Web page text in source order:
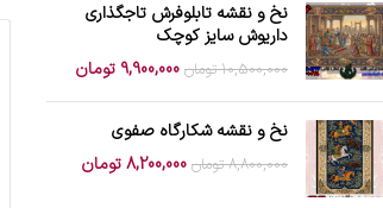
نخ و نقشه تابلوفرش تاجگذاری
داریوش سایز کوچک
10,500,000 تومان 9,900,000 تومان
نخ و نقشه شکارگاه صفوی
8,800,000 تومان 8,200,000تومان